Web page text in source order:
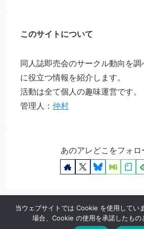
このサイトについて
同人誌即売会のサークル動向を
に役立つ情報を紹介します。
活動は全て個人の趣味運営です。
管理人： 仲村
あのアレどこをフォロ
プライバシーポリシー
当ウェブサイトでは Cookie を使用してい
場合、Cookie の使用を承諾したもの